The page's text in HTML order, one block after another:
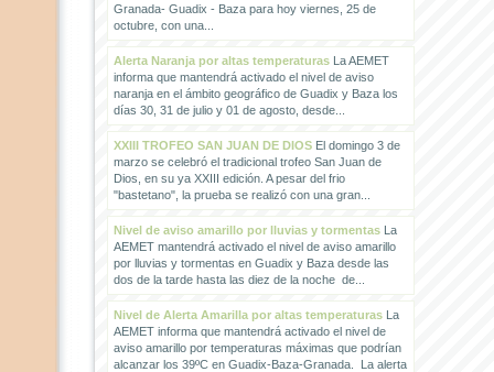
Granada- Guadix - Baza para hoy viernes, 25 de
octubre, con una...
Alerta Naranja por altas temperaturasLa AEMET
informa que mantendrá activado el nivel de aviso
naranja en el ámbito geográfico de Guadix y Baza los
días 30, 31 de julio y 01 de agosto, desde...
XXIII TROFEO SAN JUAN DE DIOSEl domingo 3 de
marzo se celebró el tradicional trofeo San Juan de
Dios, en su ya XXIII edición. A pesar del frio
"bastetano", la prueba se realizó con una gran...
Nivel de aviso amarillo por lluvias y tormentasLa
AEMET mantendrá activado el nivel de aviso amarillo
por lluvias y tormentas en Guadix y Baza desde las
dos de la tarde hasta las diez de la noche de...
Nivel de Alerta Amarilla por altas temperaturasLa
AEMET informa que mantendrá activado el nivel de
aviso amarillo por temperaturas máximas que podrían
alcanzar los 39ºC en Guadix-Baza-Granada. La alerta